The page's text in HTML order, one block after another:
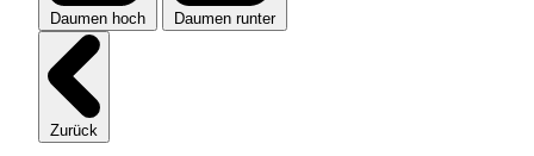
Daumen hoch Daumen runter
Zurück